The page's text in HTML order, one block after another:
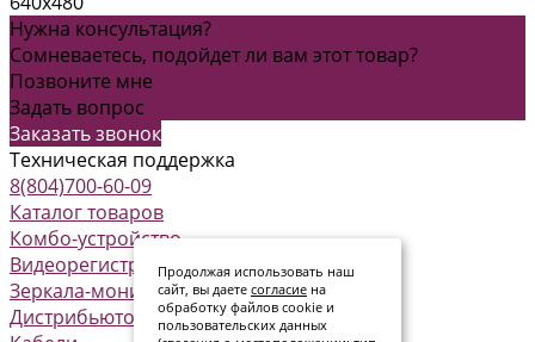
Нужна консультация?
Сомневаетесь, подойдет ли вам этот товар?
Позвоните мне
Задать вопрос
Заказать звонок
Техническая поддержка
8(804)700-60-09
Каталог товаров
Комбо-устройство
Видеорегистраторы
Зеркала-мониторы
Дистрибьюторы питания
Продолжая использовать наш
сайт, вы даете согласие на
обработку файлов cookie и
пользовательских данных